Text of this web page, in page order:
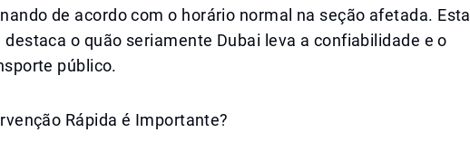
de acordo com o horário normal na seção afetada. Esta
o quão seriamente Dubai leva a confiabilidade e o
público.
Rápida é Importante?